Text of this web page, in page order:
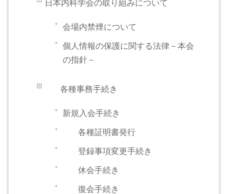
日本内科学会の取り組みについて
会場内禁煙について
個人情報の保護に関する法律－本会
の指針－
各種事務手続き
新規入会手続き
各種証明書発行
登録事項変更手続き
休会手続き
復会手続き